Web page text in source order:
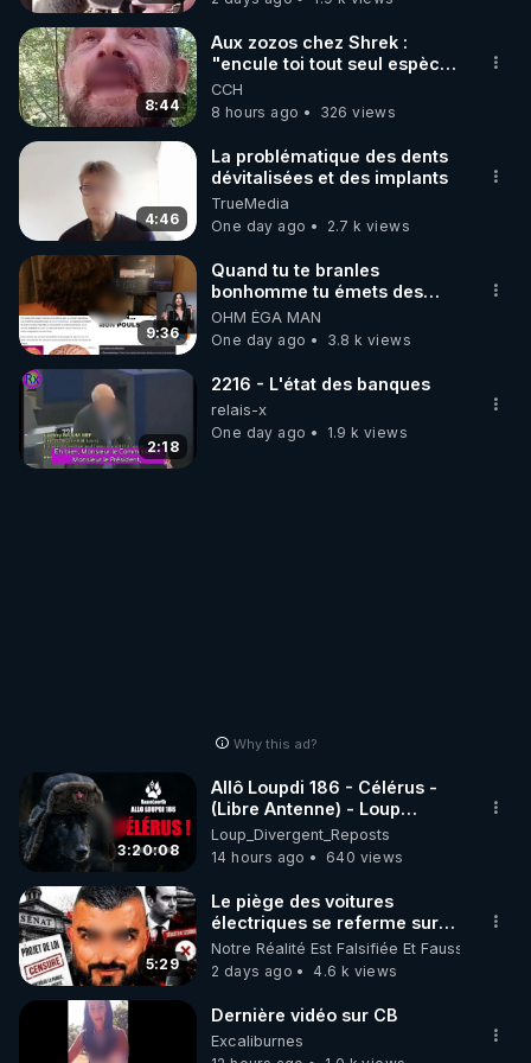
8:44
Aux zozos chez Shrek :
"encule toi tout seul espèce
de mal polish"
CCH
8 hours ago
326 views
4:46
La problématique des dents
dévitalisées et des implants
TrueMedia
One day ago
2.7 k views
9:36
Quand tu te branles
bonhomme tu émets des
ondes ils ont juste omis de
t'expliquer
OHM ÉGA MAN
One day ago
3.8 k views
2:18
2216 - L'état des banques
relais-x
One day ago
1.9 k views
Why this ad?
3:20:08
Allô Loupdi 186 - Célérus -
(Libre Antenne) - Loup
Divergent 2026.08.06
Loup_Divergent_Reposts
14 hours ago
640 views
5:29
Le piège des voitures
électriques se referme sur
les usagers !
Notre Réalité Est Falsifiée Et Fausse
2 days ago
4.6 k views
Dernière vidéo sur CB
Excaliburnes